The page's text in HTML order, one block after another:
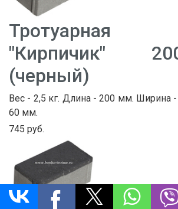
Тротуарная
"Кирпичик"
(черный)
Вес - 2,5 кг. Длина - 200 мм. Ширина
60 мм.
745 руб.